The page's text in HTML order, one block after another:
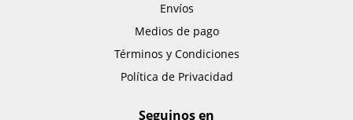
Envíos
Medios de pago
Términos y Condiciones
Política de Privacidad
Seguinos en